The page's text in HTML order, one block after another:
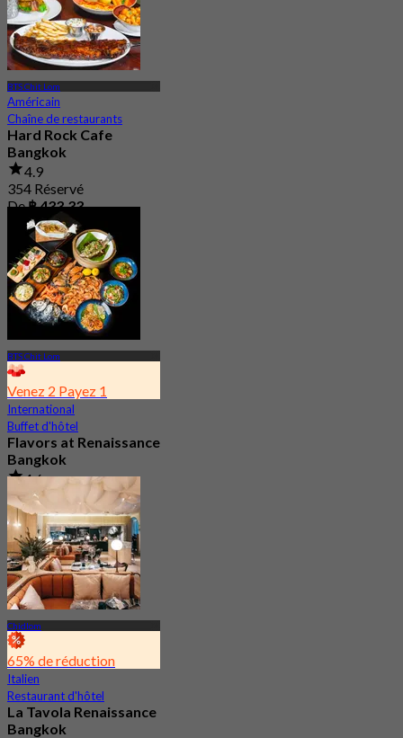
BTS Chit Lom
Américain
Chaîne de restaurants
Hard Rock Cafe
Bangkok
4.9
354 Réservé
De฿ 433.33
BTS Chit Lom
Venez 2 Payez 1
International
Buffet d'hôtel
Flavors at Renaissance
Bangkok
4.6
17.3K Réservé
De฿ 545
Chidlom
65% de réduction
Italien
Restaurant d'hôtel
La Tavola Renaissance
Bangkok